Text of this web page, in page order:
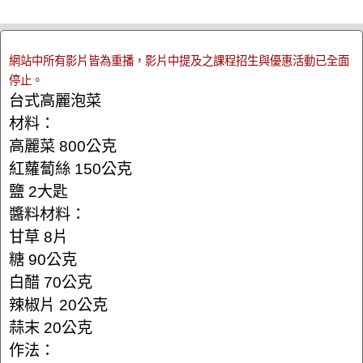
網站中所有影片皆為重播，影片中提及之課程招生與優惠活動已全面
停止。
台式高麗泡菜
材料：
高麗菜 800公克
紅蘿蔔絲 150公克
鹽 2大匙
醬料材料：
甘草 8片
糖 90公克
白醋 70公克
辣椒片 20公克
蒜末 20公克
作法：